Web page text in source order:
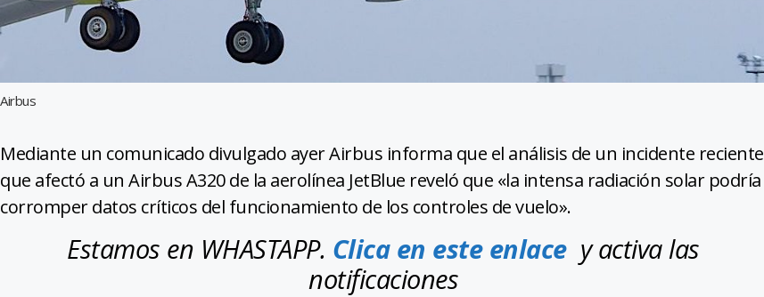
Airbus
Mediante un comunicado divulgado ayer Airbus informa que el análisis de un incidente reciente
que afectó a un Airbus A320 de la aerolínea JetBlue reveló que «la intensa radiación solar podría
corromper datos críticos del funcionamiento de los controles de vuelo».
Estamos en WHASTAPP. Clica en este enlacey activa las
notificaciones